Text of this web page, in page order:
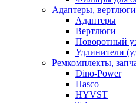
Адаптеры,
Адаптеры
Вертлюги
Поворотный
Удлинители
Ремкомплекты,
Dino-Power
Hasco
HYVST